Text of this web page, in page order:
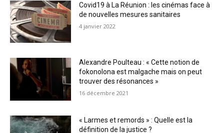
Covid19 à La Réunion : les cinémas face à
de nouvelles mesures sanitaires
4 janvier 2022
Alexandre Poulteau : « Cette notion de
fokonolona est malgache mais on peut
trouver des résonances »
16 décembre 2021
« Larmes et remords » : Quelle est la
définition de la justice ?